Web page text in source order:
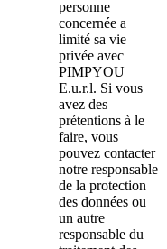
personne
concernée a
limité sa vie
privée avec
PIMPYOU
E.u.r.l. Si vous
avez des
prétentions à le
faire, vous
pouvez contacter
notre responsable
de la protection
des données ou
un autre
responsable du